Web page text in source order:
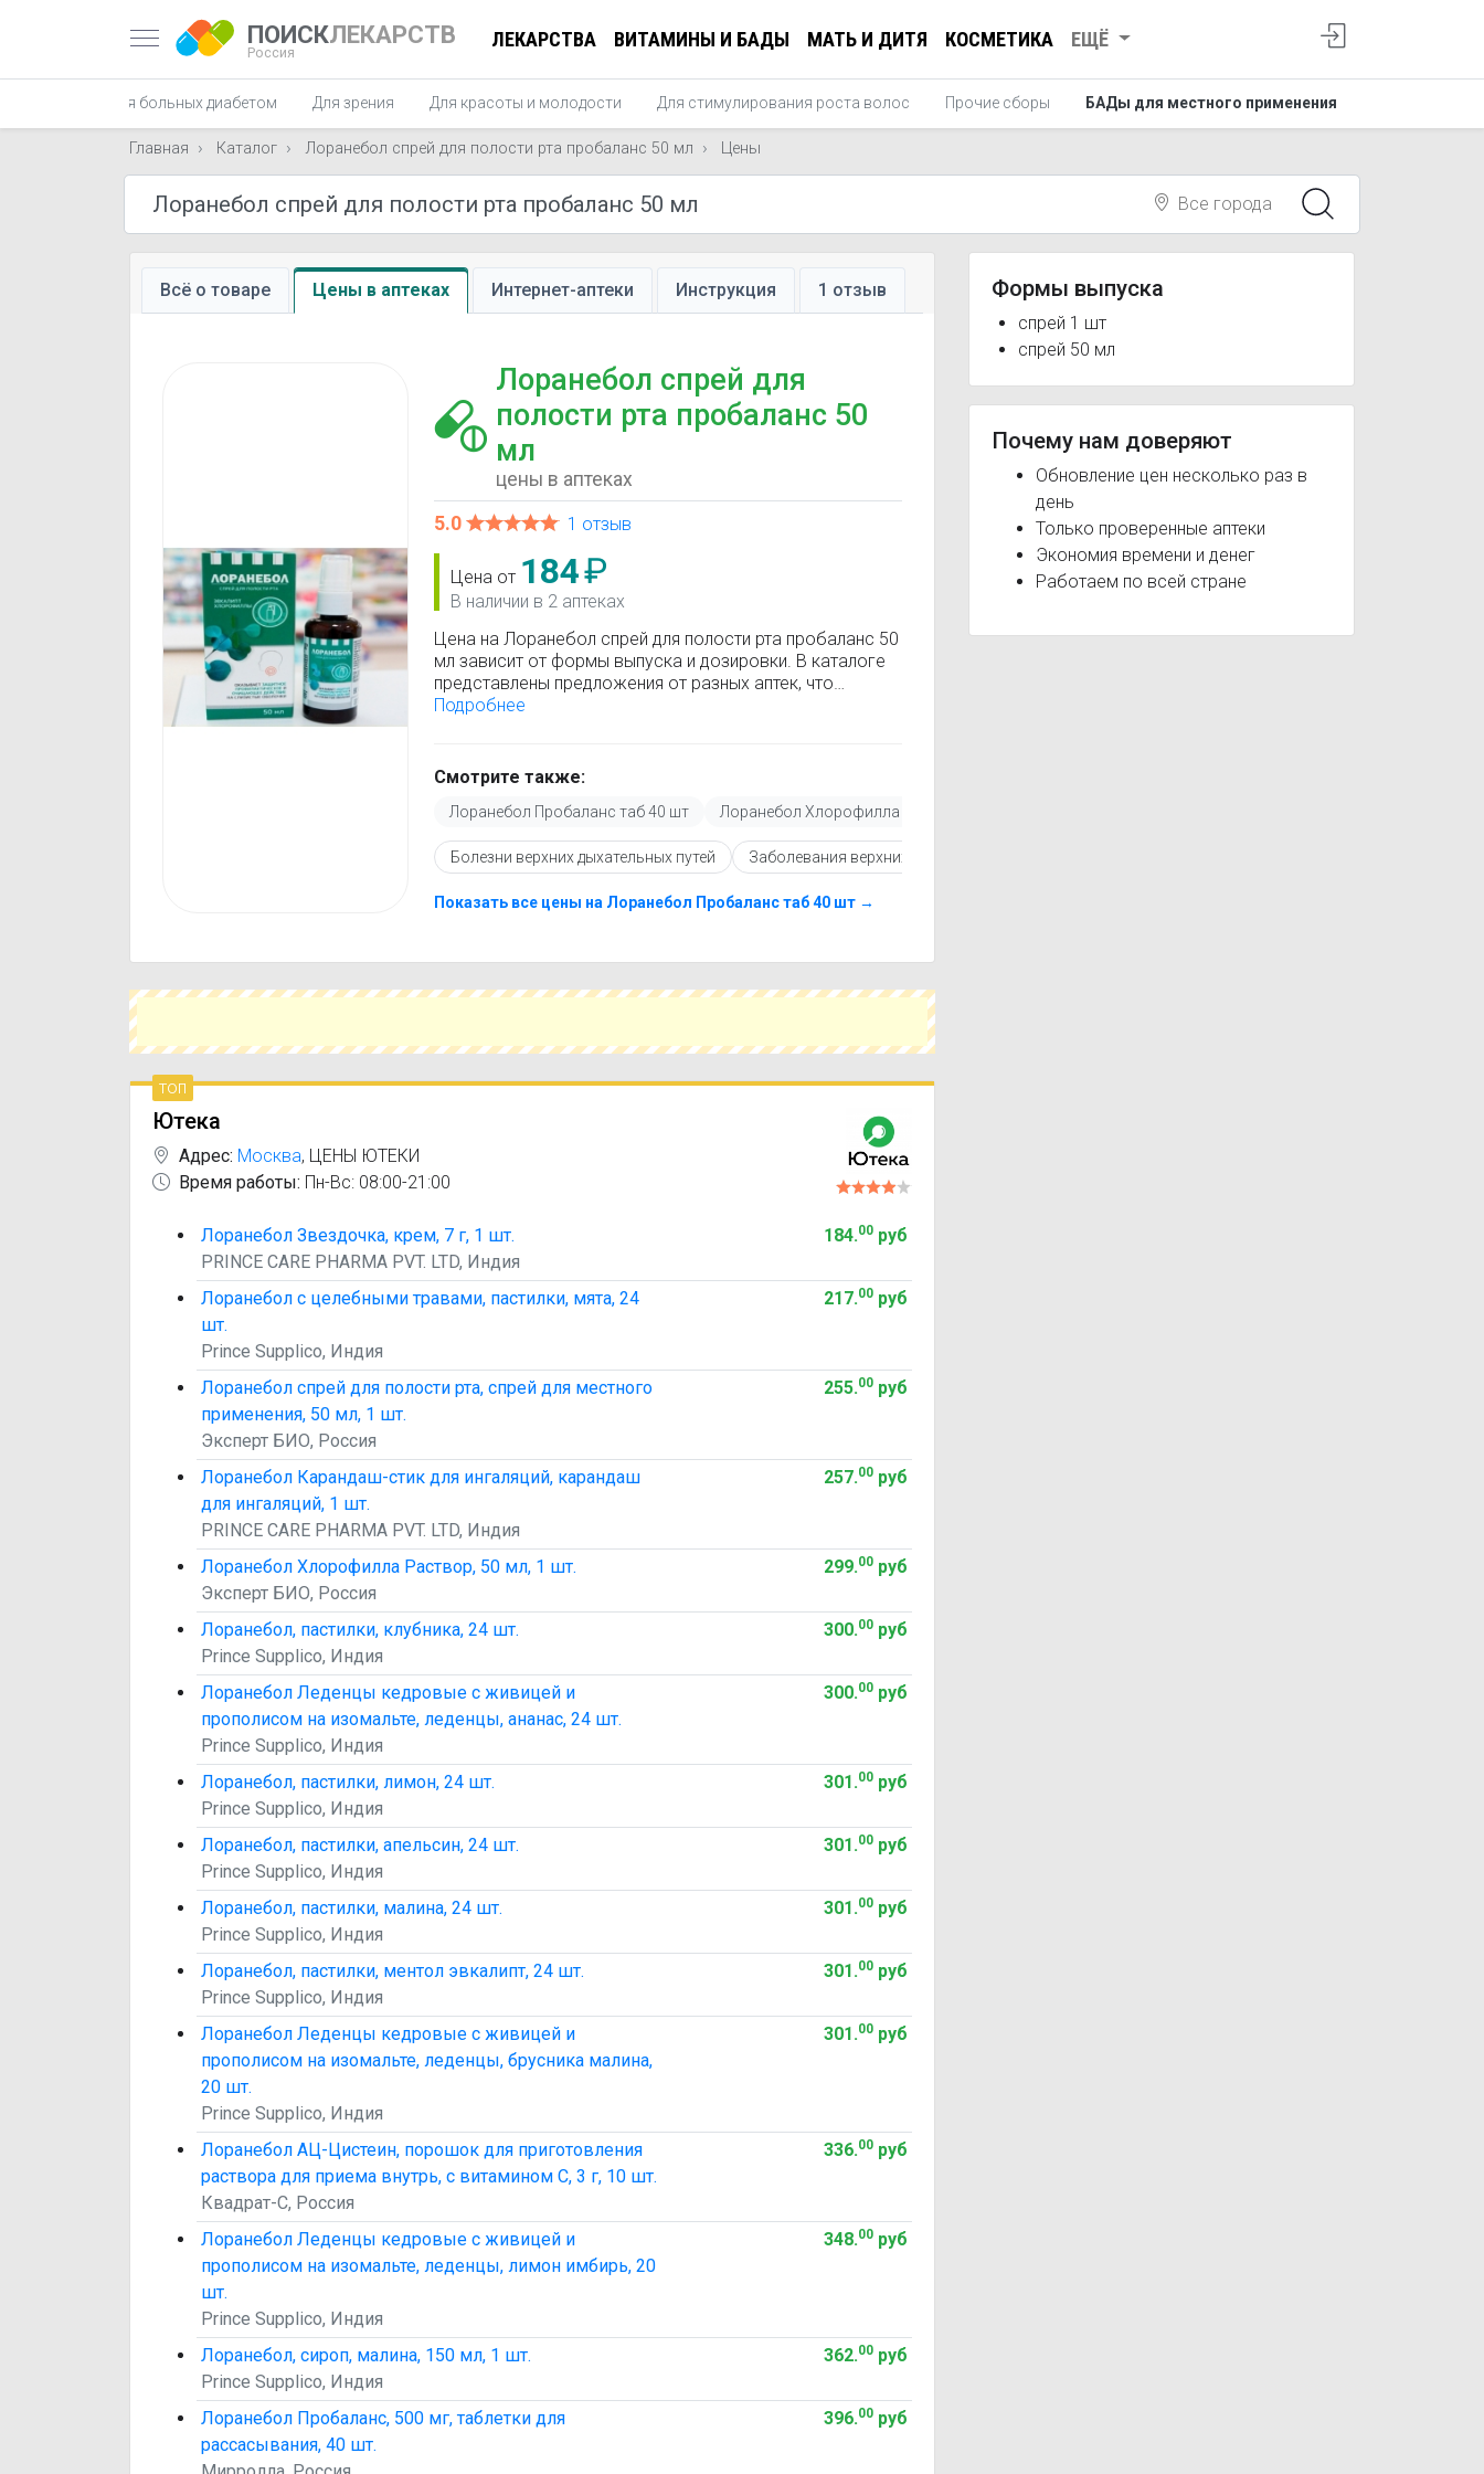
ПОИСКЛЕКАРСТВ
Россия
ЛЕКАРСТВА ВИТАМИНЫ И БАДЫ МАТЬ И ДИТЯ КОСМЕТИКА ЕЩЁ
Для больных диабетом Для зрения Для красоты и молодости Для стимулирования роста волос Прочие сборы БАДы для местного применения
Главная Каталог Лоранебол спрей для полости рта пробаланс 50 мл Цены
Все города
Всё о товаре Цены в аптеках Интернет-аптеки Инструкция 1 отзыв
Лоранебол спрей для
полости рта пробаланс 50
мл
цены в аптеках
5.0 1 отзыв
Цена от 184₽
В наличии в 2 аптеках
Цена на Лоранебол спрей для полости рта пробаланс 50
мл зависит от формы выпуска и дозировки. В каталоге
представлены предложения от разных аптек, что
позволяет быстро найти, где купить Лоранебол спрей
поэтому вы видите только актуальные данные.
Перед покупкой рекомендуется ознакомиться с
инструкцией по применению, показаниями и
противопоказаниями. При необходимости вы можете
подобрать аналоги Лоранебол спрей для полости рта
или более доступной ценой.
сэкономить время и выбрать оптимальный вариант по
Подробнее
Смотрите также:
Лоранебол Пробаланс таб 40 шт Лоранебол Хлорофилла раствор 50мл
Болезни верхних дыхательных путей Заболевания верхних дыхательных путей
Показать все цены на Лоранебол Пробаланс таб 40 шт →
топ
Ютека
Адрес: Москва, ЦЕНЫ ЮТЕКИ
Время работы: Пн-Вс: 08:00-21:00
Лоранебол Звездочка, крем, 7 г, 1 шт.
PRINCE CARE PHARMA PVT. LTD, Индия
184.00руб
Лоранебол с целебными травами, пастилки, мята, 24
шт.
Prince Supplico, Индия
217.00руб
Лоранебол спрей для полости рта, спрей для местного
применения, 50 мл, 1 шт.
Эксперт БИО, Россия
255.00руб
Лоранебол Карандаш-стик для ингаляций, карандаш
для ингаляций, 1 шт.
PRINCE CARE PHARMA PVT. LTD, Индия
257.00руб
Лоранебол Хлорофилла Раствор, 50 мл, 1 шт.
Эксперт БИО, Россия
299.00руб
Лоранебол, пастилки, клубника, 24 шт.
Prince Supplico, Индия
300.00руб
Лоранебол Леденцы кедровые с живицей и
прополисом на изомальте, леденцы, ананас, 24 шт.
Prince Supplico, Индия
300.00руб
Лоранебол, пастилки, лимон, 24 шт.
Prince Supplico, Индия
301.00руб
Лоранебол, пастилки, апельсин, 24 шт.
Prince Supplico, Индия
301.00руб
Лоранебол, пастилки, малина, 24 шт.
Prince Supplico, Индия
301.00руб
Лоранебол, пастилки, ментол эвкалипт, 24 шт.
Prince Supplico, Индия
301.00руб
Лоранебол Леденцы кедровые с живицей и
прополисом на изомальте, леденцы, брусника малина,
20 шт.
Prince Supplico, Индия
301.00руб
Лоранебол АЦ-Цистеин, порошок для приготовления
раствора для приема внутрь, с витамином С, 3 г, 10 шт.
Квадрат-С, Россия
336.00руб
Лоранебол Леденцы кедровые с живицей и
прополисом на изомальте, леденцы, лимон имбирь, 20
шт.
Prince Supplico, Индия
348.00руб
Лоранебол, сироп, малина, 150 мл, 1 шт.
Prince Supplico, Индия
362.00руб
Лоранебол Пробаланс, 500 мг, таблетки для
рассасывания, 40 шт.
396.00руб
Формы выпуска
спрей 1 шт
спрей 50 мл
Почему нам доверяют
Обновление цен несколько раз в
день
Только проверенные аптеки
Экономия времени и денег
Работаем по всей стране